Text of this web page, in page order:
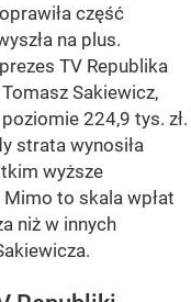
część
na plus.
TV Republika
Sakiewicz,
224,9 tys. zł.
strata wynosiła
wyższe
to skala wpłat
niż w innych